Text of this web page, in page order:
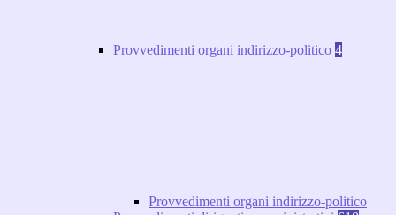
Provvedimenti organi indirizzo-politico 4
Provvedimenti organi indirizzo-politico